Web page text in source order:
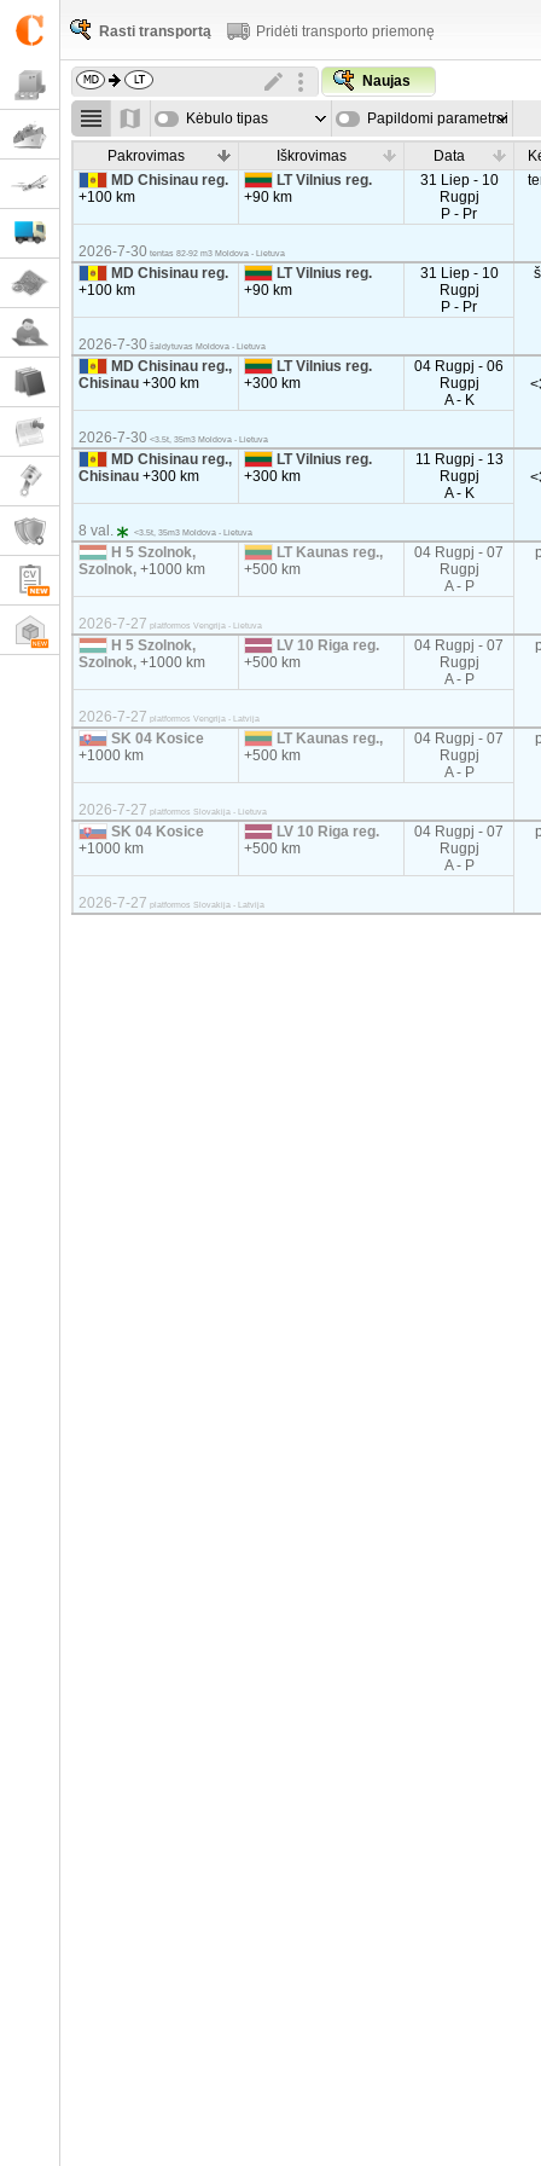
Rasti transportą Pridėti transporto priemonę
Naujas
Kėbulo tipas Papildomi parametrai
Pakrovimas Iškrovimas Data
MD Chisinau reg.
+100 km
LT Vilnius reg.
+90 km
31 Liep - 10
Rugpj
P - Pr
2026-7-30 tentas 82-92 m3 Moldova - Lietuva
MD Chisinau reg.
+100 km
LT Vilnius reg.
+90 km
31 Liep - 10
Rugpj
P - Pr
2026-7-30 šaldytuvas Moldova - Lietuva
MD Chisinau reg.,
Chisinau+300 km
LT Vilnius reg.
+300 km
04 Rugpj - 06
Rugpj
A - K
2026-7-30 <3.5t, 35m3 Moldova - Lietuva
MD Chisinau reg.,
Chisinau+300 km
LT Vilnius reg.
+300 km
11 Rugpj - 13
Rugpj
A - K
8 val. <3.5t, 35m3 Moldova - Lietuva
H 5 Szolnok,
Szolnok,+1000 km
LT Kaunas reg.,
+500 km
04 Rugpj - 07
Rugpj
A - P
2026-7-27 platformos Vengrija - Lietuva
H 5 Szolnok,
Szolnok,+1000 km
LV 10 Riga reg.
+500 km
04 Rugpj - 07
Rugpj
A - P
2026-7-27 platformos Vengrija - Latvija
SK 04 Kosice
+1000 km
LT Kaunas reg.,
+500 km
04 Rugpj - 07
Rugpj
A - P
2026-7-27 platformos Slovakija - Lietuva
SK 04 Kosice
+1000 km
LV 10 Riga reg.
+500 km
04 Rugpj - 07
Rugpj
A - P
2026-7-27 platformos Slovakija - Latvija